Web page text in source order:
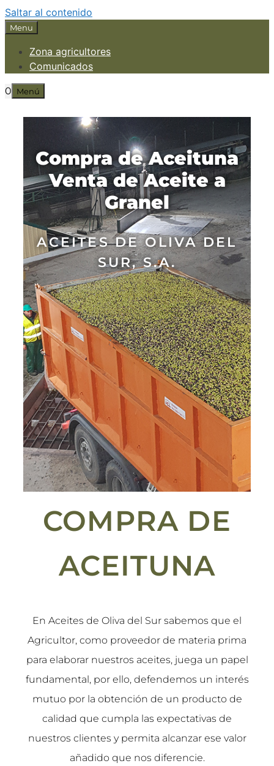
Saltar al contenido
Menu
Zona agricultores
Comunicados
0 Menú
Compra de Aceituna
Venta de Aceite a
Granel
ACEITES DE OLIVA DEL
SUR, S.A.
COMPRA DE
ACEITUNA
En Aceites de Oliva del Sur sabemos que el
Agricultor, como proveedor de materia prima
para elaborar nuestros aceites, juega un papel
fundamental, por ello, defendemos un interés
mutuo por la obtención de un producto de
calidad que cumpla las expectativas de
nuestros clientes y permita alcanzar ese valor
añadido que nos diferencie.